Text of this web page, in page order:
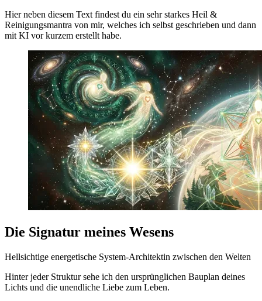
Hier neben diesem Text findest du ein sehr starkes Heil &
Reinigungsmantra von mir, welches ich selbst geschrieben und dann
mit KI vor kurzem erstellt habe.
Die Signatur meines Wesens
Hellsichtige energetische System-Architektin zwischen den Welten
Hinter jeder Struktur sehe ich den ursprünglichen Bauplan deines
Lichts und die unendliche Liebe zum Leben.